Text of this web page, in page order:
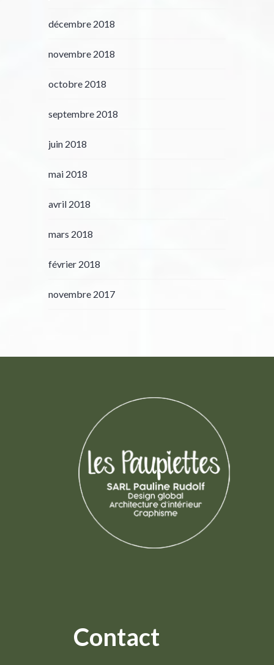
décembre 2018
novembre 2018
octobre 2018
septembre 2018
juin 2018
mai 2018
avril 2018
mars 2018
février 2018
novembre 2017
Contact